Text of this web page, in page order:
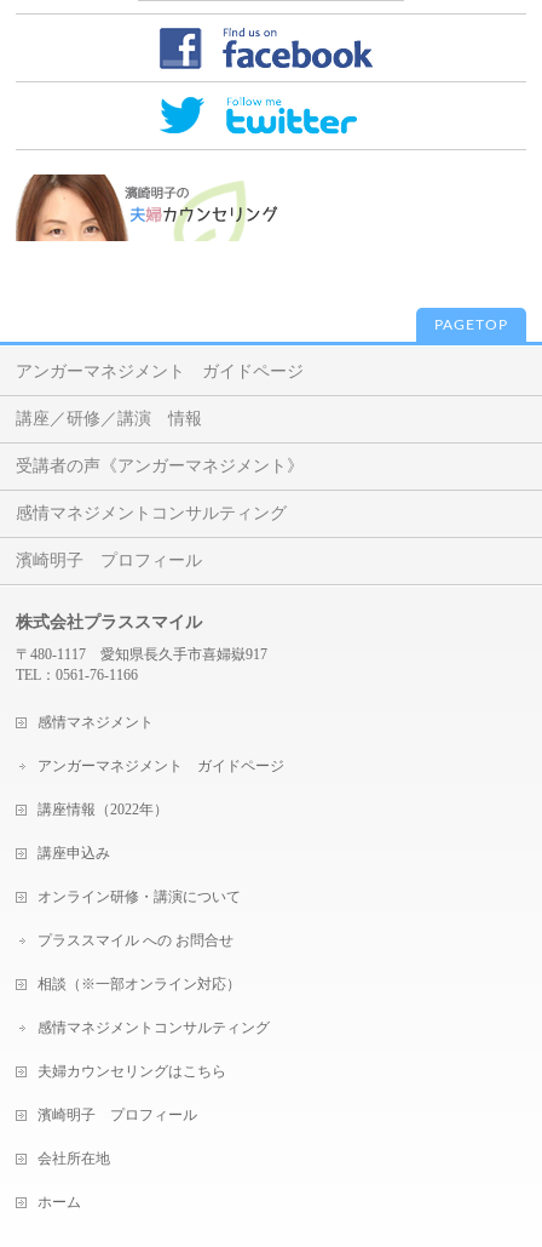
PAGETOP
アンガーマネジメント ガイドページ
講座／研修／講演 情報
受講者の声《アンガーマネジメント》
感情マネジメントコンサルティング
濱崎明子 プロフィール
株式会社プラススマイル
〒480-1117 愛知県長久手市喜婦嶽917
TEL：0561-76-1166
感情マネジメント
アンガーマネジメント ガイドページ
講座情報（2022年）
講座申込み
オンライン研修・講演について
プラススマイル への お問合せ
相談（※一部オンライン対応）
感情マネジメントコンサルティング
夫婦カウンセリングはこちら
濱崎明子 プロフィール
会社所在地
ホーム